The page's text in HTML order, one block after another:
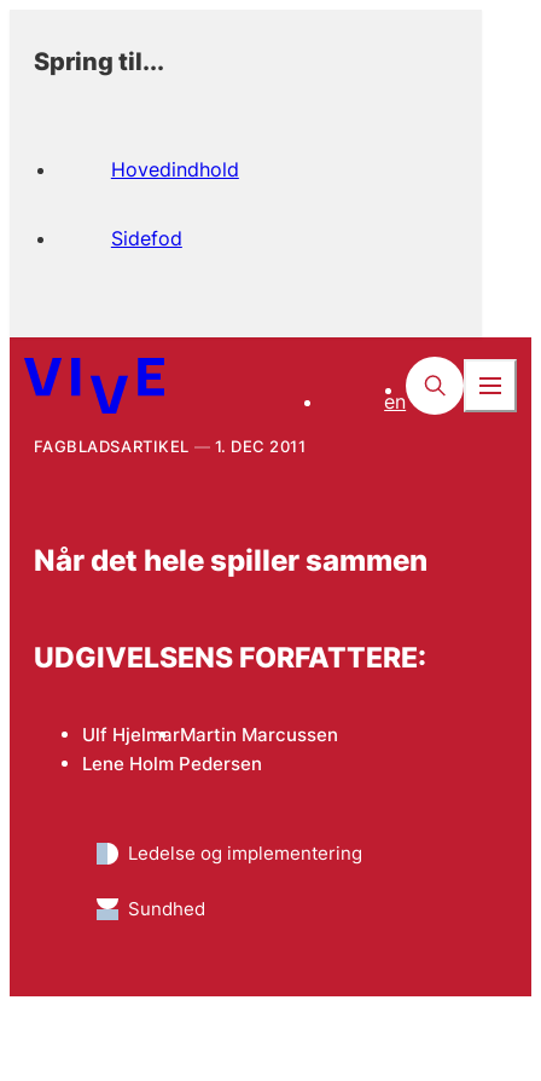
Spring til...
Hovedindhold
Sidefod
en
FAGBLADSARTIKEL 1. DEC 2011
Når det hele spiller sammen
UDGIVELSENS FORFATTERE:
Ulf HjelmarMartin Marcussen
Lene Holm Pedersen
Ledelse og implementering
Sundhed